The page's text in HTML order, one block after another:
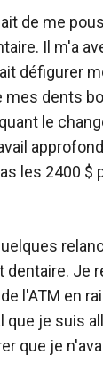
de me
Il m'a
défigurer
mes dents
le
les 2400 $
dentaire. Je
l'ATM en
que je suis
que je